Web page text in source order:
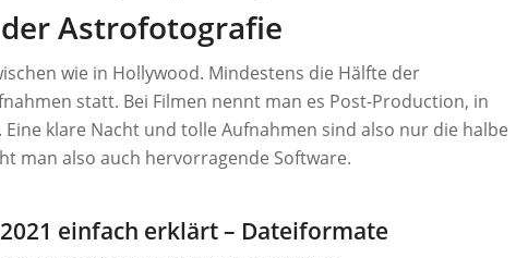
Astrofotografie
wie in Hollywood. Mindestens die Hälfte der
statt. Bei Filmen nennt man es Post-Production, in
klare Nacht und tolle Aufnahmen sind also nur die halbe
man also auch hervorragende Software.
einfach erklärt – Dateiformate